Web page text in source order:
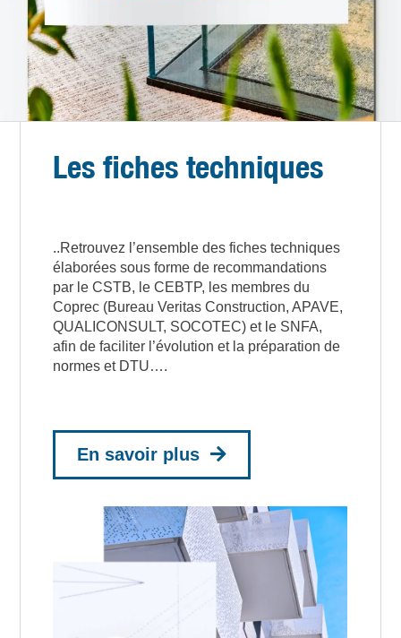
Les fiches techniques
..Retrouvez l’ensemble des fiches techniques
élaborées sous forme de recommandations
par le CSTB, le CEBTP, les membres du
Coprec (Bureau Veritas Construction, APAVE,
QUALICONSULT, SOCOTEC) et le SNFA,
afin de faciliter l’évolution et la préparation de
normes et DTU….
En savoir plus